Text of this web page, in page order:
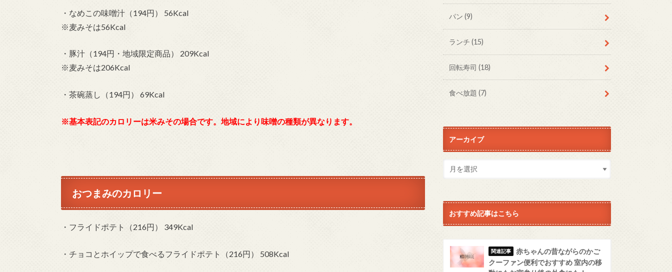
・なめこの味噌汁（194円） 56Kcal
※麦みそは56Kcal
・豚汁（194円・地域限定商品） 209Kcal
※麦みそは206Kcal
・茶碗蒸し（194円） 69Kcal
※基本表記のカロリーは米みその場合です。地域により味噌の種類が異なります。
おつまみのカロリー
・フライドポテト（216円） 349Kcal
・チョコとホイップで食べるフライドポテト（216円） 508Kcal
パン (9)
ランチ (15)
回転寿司 (18)
食べ放題 (7)
アーカイブ
おすすめ記事はこちら
赤ちゃんの昔ながらのかご
クーファン便利でおすすめ 室内の移